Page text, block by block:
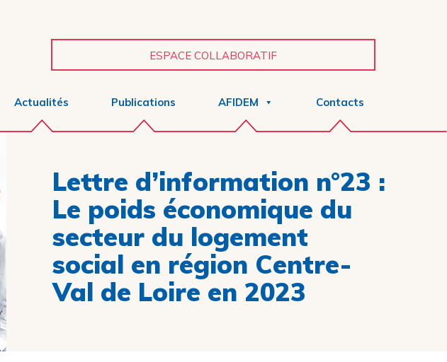
ESPACE COLLABORATIF
Actualités Publications AFIDEM Contacts
Lettre d’information n°23 :
Le poids économique du
secteur du logement
social en région Centre-
Val de Loire en 2023